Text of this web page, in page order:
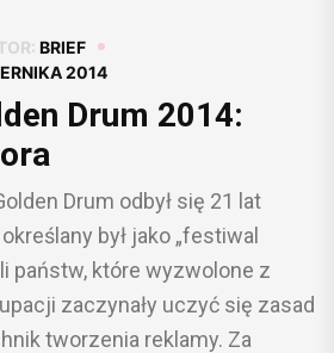
BRIEF
2014
Drum 2014:
Drum odbył się 21 lat
był jako „festiwal
państw, które wyzwolone z
zaczynały uczyć się zasad
tworzenia reklamy. Za